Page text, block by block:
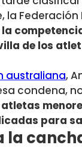
la
la
de los
australiana,
condena,
para
la